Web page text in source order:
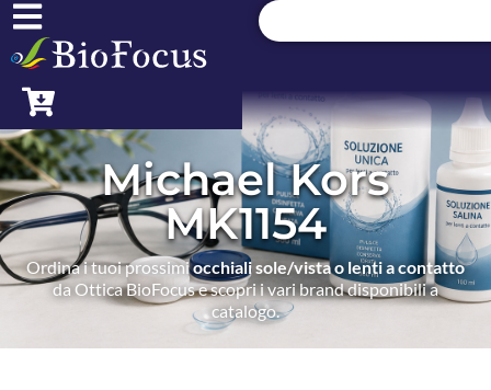
Michael Kors
MK1154
Ordina i tuoi prossimiocchiali sole/vista o lenti a contatto
da Ottica BioFocus e scopri i vari brand disponibili a
catalogo.